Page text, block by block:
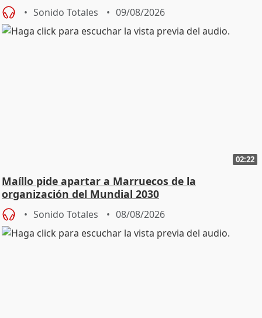
Sonido Totales 09/08/2026
02:22
Maíllo pide apartar a Marruecos de la
organización del Mundial 2030
Sonido Totales 08/08/2026